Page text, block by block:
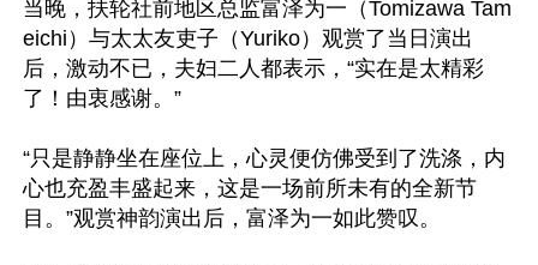
当晚，扶轮社前地区总监富泽为一（Tomizawa Tam
eichi）与太太友吏子（Yuriko）观赏了当日演出
后，激动不已，夫妇二人都表示，“实在是太精彩
了！由衷感谢。”
“只是静静坐在座位上，心灵便仿佛受到了洗涤，内
心也充盈丰盛起来，这是一场前所未有的全新节
目。”观赏神韵演出后，富泽为一如此赞叹。